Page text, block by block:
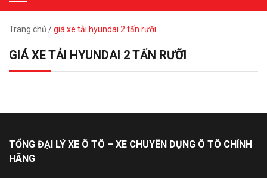
Trang chủ /giá xe tải hyundai 2 tấn rưỡi
GIÁ XE TẢI HYUNDAI 2 TẤN RƯỠI
TỔNG ĐẠI LÝ XE Ô TÔ – XE CHUYÊN DỤNG Ô TÔ CHÍNH
HÃNG